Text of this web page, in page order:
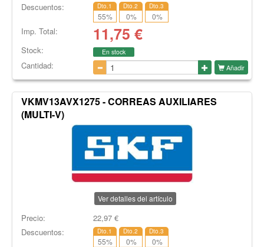
Descuentos:
Dto.1
55%
Dto.2
0%
Dto.3
0%
Imp. Total: 11,75 €
Stock: En stock
Cantidad: Añadir
VKMV13AVX1275 - CORREAS AUXILIARES
(MULTI-V)
Ver detalles del artículo
Precio: 22,97€
Descuentos:
Dto.1
55%
Dto.2
0%
Dto.3
0%